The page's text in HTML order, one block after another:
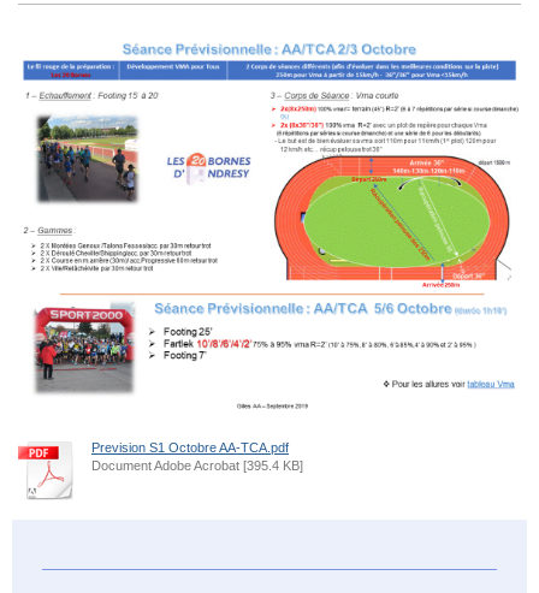
Prevision S1 Octobre AA-TCA.pdf
Document Adobe Acrobat [395.4 KB]